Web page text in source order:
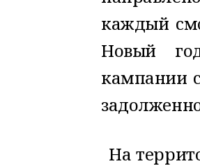
каждый
Новый
кампании
На